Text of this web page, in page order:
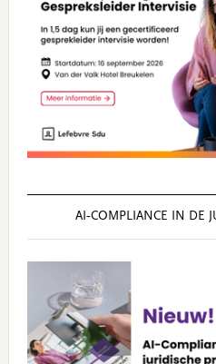
AI‑COMPLIANCE IN DE